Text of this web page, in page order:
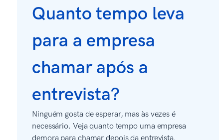
Quanto tempo leva
para a empresa
chamar após a
entrevista?
Ninguém gosta de esperar, mas às vezes é
necessário. Veja quanto tempo uma empresa